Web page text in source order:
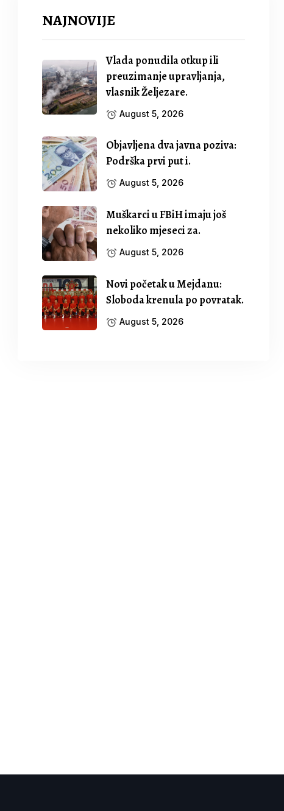
NAJNOVIJE
Vlada ponudila otkup ili
preuzimanje upravljanja,
vlasnik Željezare.
August 5, 2026
Objavljena dva javna poziva:
Podrška prvi put i.
August 5, 2026
Muškarci u FBiH imaju još
nekoliko mjeseci za.
August 5, 2026
Novi početak u Mejdanu:
Sloboda krenula po povratak.
August 5, 2026